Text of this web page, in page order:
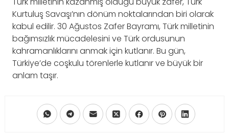
Kurtuluş Savaşı’nın dönüm noktalarından biri olarak
kabul edilir. 30 Ağustos Zafer Bayramı, Türk milletinin
bağımsızlık mücadelesini ve Türk ordusunun
kahramanlıklarını anmak için kutlanır. Bu gün,
Türkiye’de coşkulu törenlerle kutlanır ve büyük bir
anlam taşır.